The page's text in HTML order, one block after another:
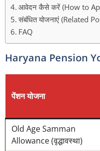
आवेदन कैसे करें (How to
संबंधित योजनाएं (Related
FAQ
Haryana Pension
पेंशन योजना
Old Age Samman
Allowance (वृद्धावस्था)